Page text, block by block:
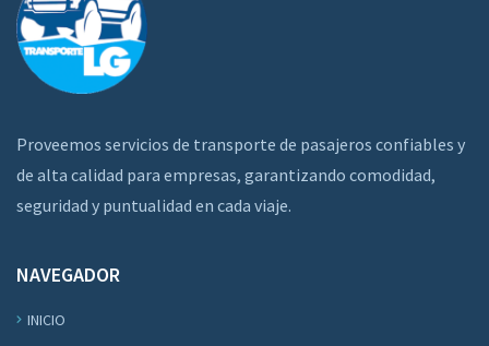
Proveemos servicios de transporte de pasajeros confiables y
de alta calidad para empresas, garantizando comodidad,
seguridad y puntualidad en cada viaje.
NAVEGADOR
INICIO